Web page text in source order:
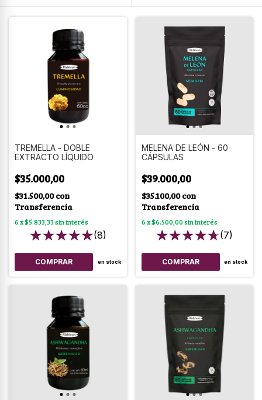
TREMELLA - DOBLE
EXTRACTO LÍQUIDO
$35.000,00
$31.500,00con
Transferencia
6x$5.833,33sin interés
(8)
en stock
MELENA DE LEÓN - 60
CÁPSULAS
$39.000,00
$35.100,00con
Transferencia
6x$6.500,00sin interés
(7)
en stock